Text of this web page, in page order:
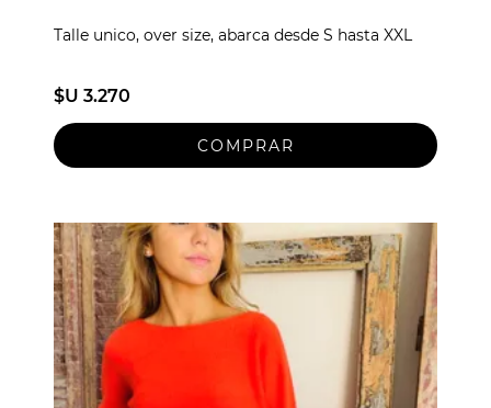
Talle unico, over size, abarca desde S hasta XXL
$U 3.270